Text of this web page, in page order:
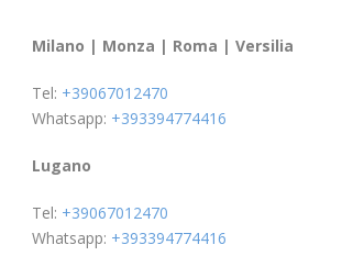
Milano | Monza | Roma | Versilia
Tel: +39067012470
Whatsapp: +393394774416
Lugano
Tel: +39067012470
Whatsapp: +393394774416